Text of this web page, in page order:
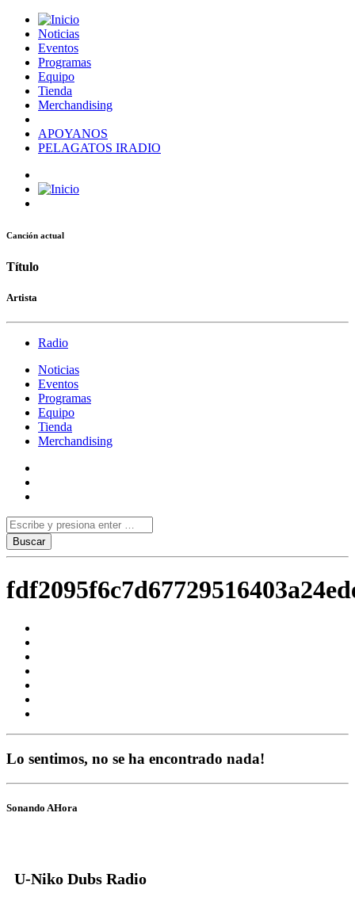
Noticias
Eventos
Programas
Equipo
Tienda
Merchandising
APOYANOS
PELAGATOS IRADIO
Canción actual
Título
Artista
Radio
Noticias
Eventos
Programas
Equipo
Tienda
Merchandising
Lo sentimos, no se ha encontrado nada!
Sonando AHora
U-Niko Dubs Radio